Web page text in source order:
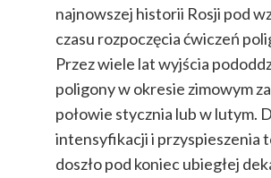
najnowszej historii Rosji pod
czasu rozpoczęcia ćwiczeń
Przez wiele lat wyjścia
poligony w okresie zimowym
połowie stycznia lub w lutym.
intensyfikacji i przyspieszenia
doszło pod koniec ubiegłej